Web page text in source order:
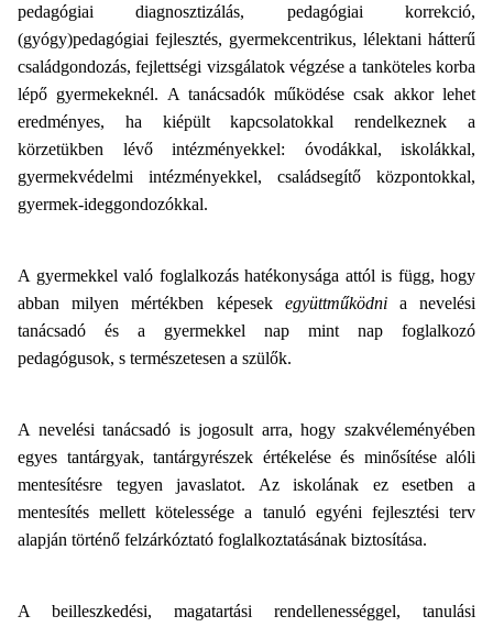
pedagógiai diagnosztizálás, pedagógiai korrekció,
(gyógy)pedagógiai fejlesztés, gyermekcentrikus, lélektani hátterű
családgondozás, fejlettségi vizsgálatok végzése a tanköteles korba
lépő gyermekeknél. A tanácsadók működése csak akkor lehet
eredményes, ha kiépült kapcsolatokkal rendelkeznek a
körzetükben lévő intézményekkel: óvodákkal, iskolákkal,
gyermekvédelmi intézményekkel, családsegítő központokkal,
gyermek-ideggondozókkal.
A gyermekkel való foglalkozás hatékonysága attól is függ, hogy
abban milyen mértékben képesek együttműködnia nevelési
tanácsadó és a gyermekkel nap mint nap foglalkozó
pedagógusok, s természetesen a szülők.
A nevelési tanácsadó is jogosult arra, hogy szakvéleményében
egyes tantárgyak, tantárgyrészek értékelése és minősítése alóli
mentesítésre tegyen javaslatot. Az iskolának ez esetben a
mentesítés mellett kötelessége a tanuló egyéni fejlesztési terv
alapján történő felzárkóztató foglalkoztatásának biztosítása.
A beilleszkedési, magatartási rendellenességgel, tanulási